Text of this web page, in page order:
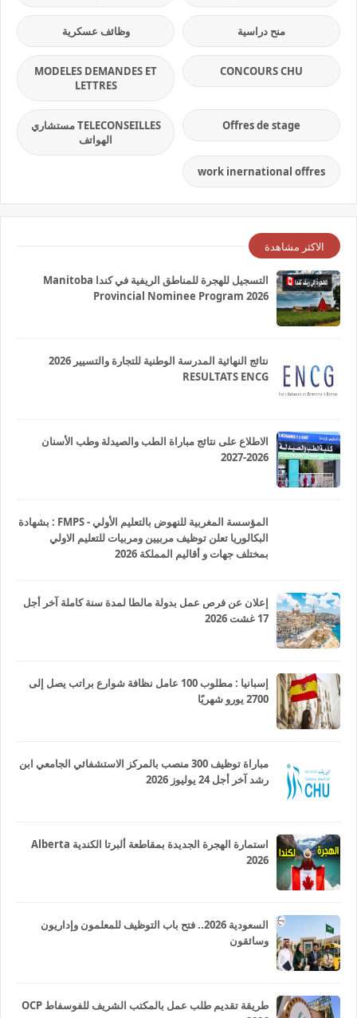
منح دراسية وظائف عسكرية
CONCOURS CHU
MODELES DEMANDES ET
LETTRES
Offres de stage
TELECONSEILLES مستشاري
الهواتف
work inernational offres
الاكثر مشاهدة
التسجيل للهجرة للمناطق الريفية في كندا Manitoba
Provincial Nominee Program 2026
نتائج النهائية المدرسة الوطنية للتجارة والتسيير 2026
RESULTATS ENCG
الاطلاع على نتائج مباراة الطب والصيدلة وطب الأسنان
2026-2027
المؤسسة المغربية للنهوض بالتعليم الأولي - FMPS : بشهادة
البكالوريا تعلن توظيف مربيين ومربيات للتعليم الاولي
بمختلف جهات و أقاليم المملكة 2026
إعلان عن فرص عمل بدولة مالطا لمدة سنة كاملة آخر أجل
17 غشت 2026
إسبانيا : مطلوب 100 عامل نظافة شوارع براتب يصل إلى
2700 يورو شهريًا
مباراة توظيف 300 منصب بالمركز الاستشفائي الجامعي ابن
رشد آخر أجل 24 يوليوز 2026
استمارة الهجرة الجديدة بمقاطعة ألبرتا الكندية Alberta
2026
السعودية 2026.. فتح باب التوظيف للمعلمون وإداريون
وسائقون
طريقة تقديم طلب عمل بالمكتب الشريف للفوسفاط OCP